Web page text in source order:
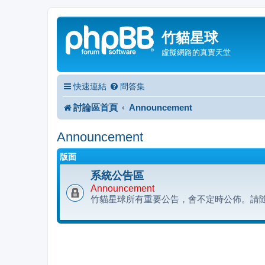
竹貓星球
虛擬網路的真實天堂
快速連結 問答集
討論區首頁 Announcement
Announcement
版面
系統公告區
Announcement
竹貓星球所有重要公告，會不定時公佈。請